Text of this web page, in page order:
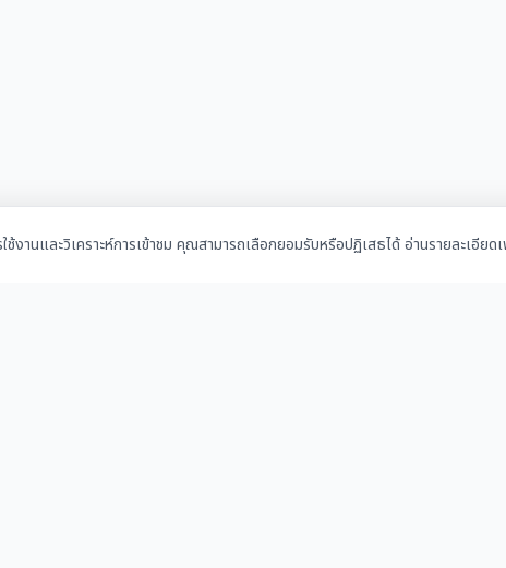
งานและวิเคราะห์การเข้าชม คุณสามารถเลือกยอมรับหรือปฏิเสธได้ อ่านรายละเอียด